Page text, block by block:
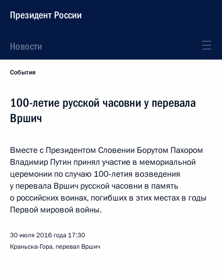
Президент России
Новости
События
100-летие русской часовни у перевала
Вршич
Вместе с Президентом Словении Борутом Пахором
Владимир Путин принял участие в мемориальной
церемонии по случаю 100‑летия возведения
у перевала Вршич русской часовни в память
о российских воинах, погибших в этих местах в годы
Первой мировой войны.
30 июля 2016 года 17:30
Краньска-Гора, перевал Вршич